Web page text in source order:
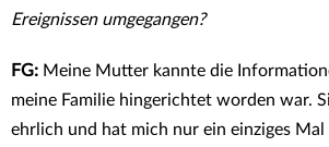
Ereignissen umgegangen?
FG: Meine Mutter kannte die
meine Familie hingerichtet worden war.
ehrlich und hat mich nur ein einziges Mal